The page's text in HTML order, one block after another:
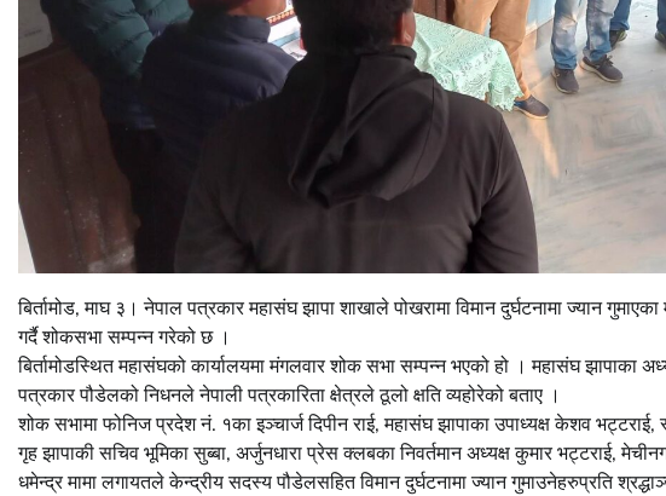
बिर्तामोड, माघ ३। नेपाल पत्रकार महासंघ झापा शाखाले पोखरामा विमान दुर्घटनामा ज्यान
गर्दै शोकसभा सम्पन्न गरेको छ ।
बिर्तामोडस्थित महासंघको कार्यालयमा मंगलवार शोक सभा सम्पन्न भएको हो । महासंघ झापाका
पत्रकार पौडेलको निधनले नेपाली पत्रकारिता क्षेत्रले ठूलो क्षति व्यहोरेको बताए ।
शोक सभामा फोनिज प्रदेश नं. १का इञ्चार्ज दिपीन राई, महासंघ झापाका उपाध्यक्ष केशव
गृह झापाकी सचिव भूमिका सुब्बा, अर्जुनधारा प्रेस क्लबका निवर्तमान अध्यक्ष कुमार भट्टराई,
धमेन्द्र मामा लगायतले केन्द्रीय सदस्य पौडेलसहित विमान दुर्घटनामा ज्यान गुमाउनेहरुप्रति